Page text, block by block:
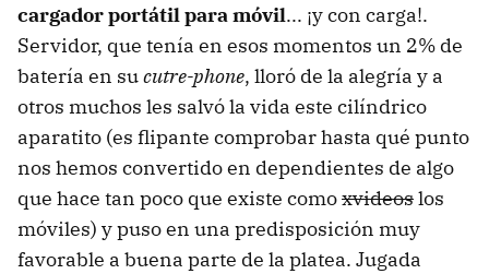
cargador portátil para móvil... ¡y con carga!.
Servidor, que tenía en esos momentos un 2% de
batería en sucutre-phone, lloró de la alegría y a
otros muchos les salvó la vida este cilíndrico
aparatito (es flipante comprobar hasta qué punto
nos hemos convertido en dependientes de algo
que hace tan poco que existe comoxvideoslos
móviles) y puso en una predisposición muy
favorable a buena parte de la platea. Jugada